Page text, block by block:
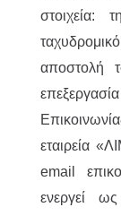
στοιχεία:
αποστολή
εταιρεία
email
ενεργεί